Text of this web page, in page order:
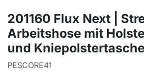
201160 Flux Next |
Arbeitshose mit
und
PESCORE41